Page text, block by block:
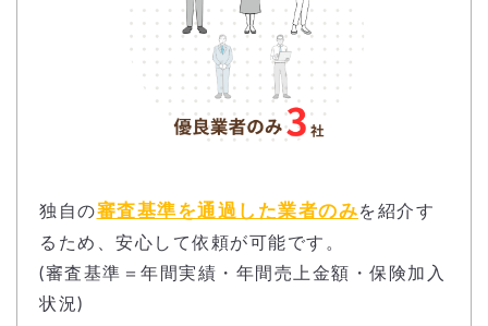
独自の審査基準を通過した業者のみを紹介す
るため、安心して依頼が可能です。
(審査基準＝年間実績・年間売上金額・保険加入
状況)